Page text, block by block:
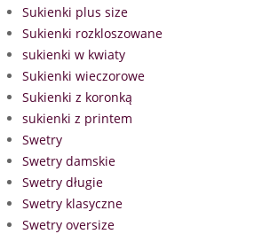
Sukienki plus size
Sukienki rozkloszowane
sukienki w kwiaty
Sukienki wieczorowe
Sukienki z koronką
sukienki z printem
Swetry
Swetry damskie
Swetry długie
Swetry klasyczne
Swetry oversize